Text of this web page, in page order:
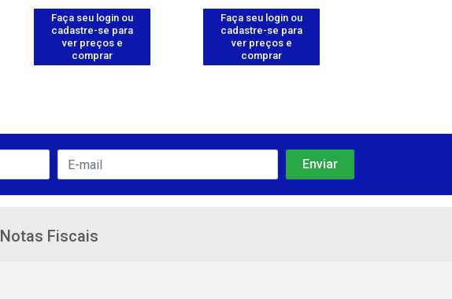
Faça seu login ou
cadastre-se para
ver preços e
comprar
Faça seu login ou
cadastre-se para
ver preços e
comprar
Notas Fiscais